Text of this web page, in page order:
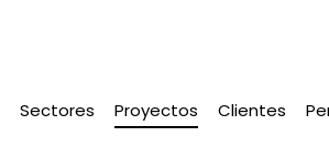
Sectores Proyectos Clientes